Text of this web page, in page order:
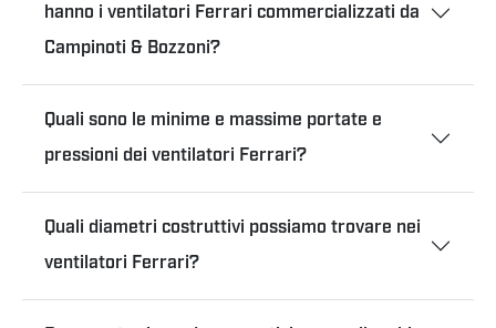
hanno i ventilatori Ferrari commercializzati da
Campinoti & Bozzoni?
Quali sono le minime e massime portate e
pressioni dei ventilatori Ferrari?
Quali diametri costruttivi possiamo trovare nei
ventilatori Ferrari?